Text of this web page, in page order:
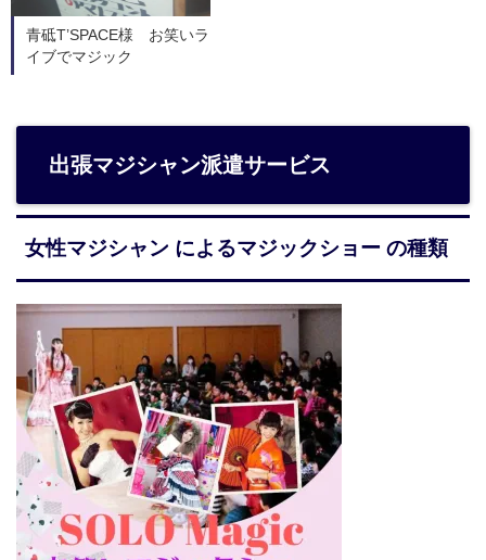
青砥T’SPACE様 お笑いラ
イブでマジック
出張マジシャン派遣サービス
女性マジシャン によるマジックショー の種類